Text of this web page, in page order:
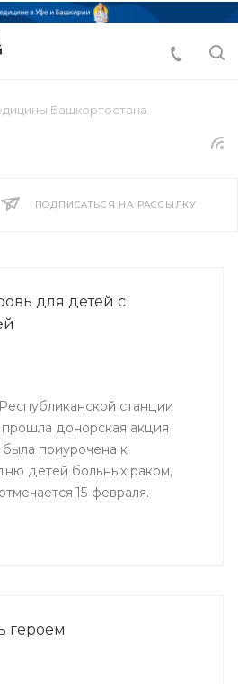
Башкортостана
ПОДПИСАТЬСЯ НА РАССЫЛКУ
для детей с
станции
донорская акция
приурочена к
детей больных раком,
15 февраля.
героем